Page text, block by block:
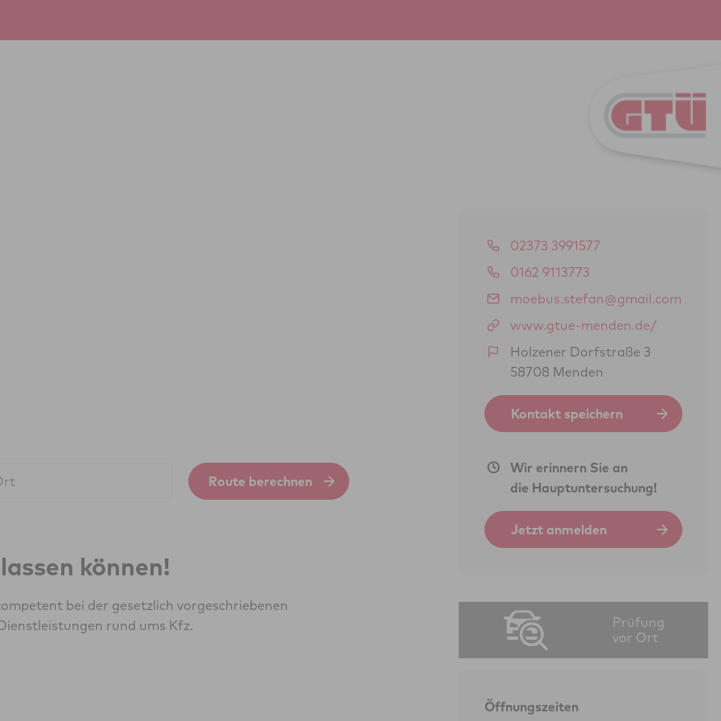
Route berechnen
können!
bei der gesetzlich vorgeschriebenen
rund ums Kfz.
02373 3991577
0162 9113773
moebus.stefan@gmail.com
www.gtue-menden.de/
Holzener Dorfstraße 3
58708 Menden
Kontakt speichern
Wir erinnern Sie an
die Hauptuntersuchung!
Jetzt anmelden
Prüfung
vor Ort
Öffnungszeiten